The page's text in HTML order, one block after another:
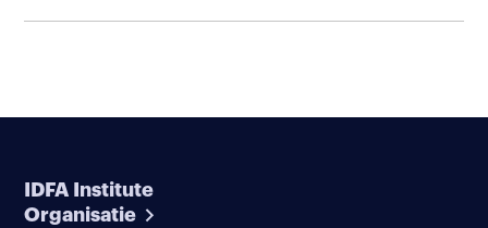
IDFA Institute
Organisatie